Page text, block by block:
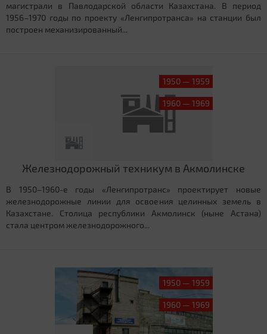
магистрали в Павлодарской области Казахстана. В период
1956–1970 годы по проекту «Ленгипротранса» на станции был
построен механизированный...
1950 — 1959
1960 — 1969
Железнодорожный техникум в Акмолинске
В 1950–1960-е годы «Ленгипротранс» проектирует новые
железнодорожные линии для освоения целинных земель в
Казахстане. Столица республики Акмолинск (ныне Астана)
стала центром железнодорожного...
1950 — 1959
1960 — 1969